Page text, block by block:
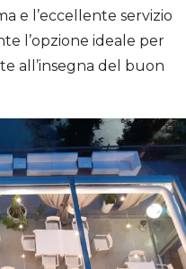
e l’eccellente servizio
l’opzione ideale per
all’insegna del buon